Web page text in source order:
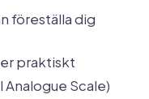
föreställa dig
praktiskt
Analogue Scale)